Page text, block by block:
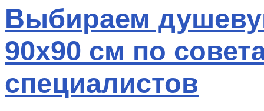
Выбираем
90x90 см по
специалистов